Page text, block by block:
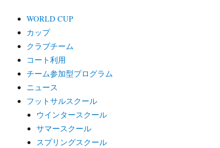
WORLD CUP
カップ
クラブチーム
コート利用
チーム参加型プログラム
ニュース
フットサルスクール
ウインタースクール
サマースクール
スプリングスクール